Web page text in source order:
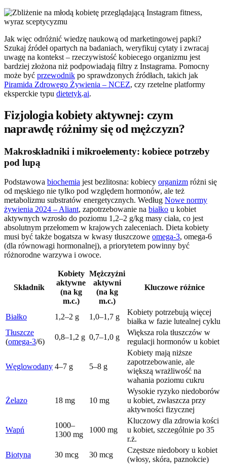
Jak więc odróżnić wiedzę naukową od marketingowej papki?
Szukaj źródeł opartych na badaniach, weryfikuj cytaty i zwracaj
uwagę na kontekst – rzeczywistość kobiecego organizmu jest
bardziej złożona niż podpowiadają filtry z Instagrama. Pomocny
może być przewodnik po sprawdzonych źródłach, takich jak
Piramida Zdrowego Żywienia – NCEZ, czy rzetelne platformy
eksperckie typu dietetyk.ai.
Fizjologia kobiety aktywnej: czym
naprawdę różnimy się od mężczyzn?
Makroskładniki i mikroelementy: kobiece potrzeby
pod lupą
Podstawowa biochemia jest bezlitosna: kobiecy organizm różni się
od męskiego nie tylko pod względem hormonów, ale też
metabolizmu substratów energetycznych. Według Nowe normy
żywienia 2024 – Aliant, zapotrzebowanie na białko u kobiet
aktywnych wzrosło do poziomu 1,2–2 g/kg masy ciała, co jest
absolutnym przełomem w krajowych zaleceniach. Dieta kobiety
musi być także bogatsza w kwasy tłuszczowe omega-3, omega-6
(dla równowagi hormonalnej), a priorytetem powinny być
różnorodne warzywa i owoce.
Składnik
Kobiety
aktywne
(na kg
m.c.)
Mężczyźni
aktywni
(na kg
m.c.)
Kluczowe różnice
Białko 1,2–2 g 1,0–1,7 g
Kobiety potrzebują więcej
białka w fazie lutealnej cyklu
Tłuszcze
(omega-3/6)
0,8–1,2 g 0,7–1,0 g
Większa rola tłuszczów w
regulacji hormonów u kobiet
Węglowodany 4–7 g 5–8 g
Kobiety mają niższe
zapotrzebowanie, ale
większą wrażliwość na
wahania poziomu cukru
Żelazo 18 mg 10 mg
Wysokie ryzyko niedoborów
u kobiet, zwłaszcza przy
aktywności fizycznej
Wapń
1000–
1300 mg
1000 mg
Kluczowy dla zdrowia kości
u kobiet, szczególnie po 35
r.ż.
Biotyna
30 mcg 30 mcg
Częstsze niedobory u kobiet
(włosy, skóra, paznokcie)